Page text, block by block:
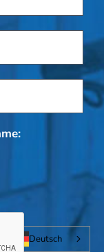
Deutsch